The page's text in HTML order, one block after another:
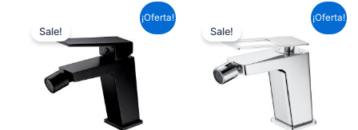
¡Oferta!
Sale!
original
95,59 €.
precio
actual
es:
70,76 €.
¡Oferta!
Sale!
original
era:
99,22 €.
precio
actual
es:
73,45 €.